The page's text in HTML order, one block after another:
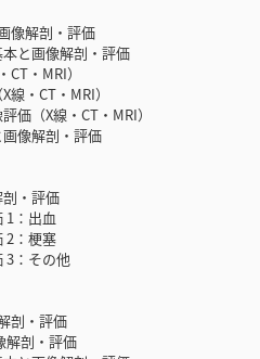
像解剖・評価
と画像解剖・評価
・MRI）
・CT・MRI）
（X線・CT・MRI）
像解剖・評価
・評価
：出血
：梗塞
：その他
剖・評価
剖・評価